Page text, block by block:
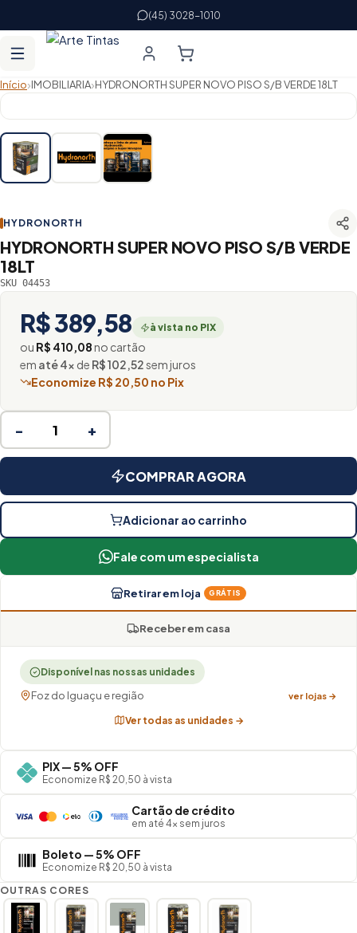
(45) 3028-1010
Início›IMOBILIARIA›HYDRONORTH SUPER NOVO PISO S/B VERDE 18LT
HYDRONORTH
HYDRONORTH SUPER NOVO PISO S/B VERDE
18LT
SKU 04453
R$ 389,58 à vista no PIX
ou R$ 410,08no cartão
em até 4× de R$ 102,52sem juros
Economize R$ 20,50 no Pix
− +
COMPRAR AGORA
Adicionar ao carrinho
Fale com um especialista
Retirar em loja GRÁTIS
Receber em casa
Disponível nas nossas unidades
Foz do Iguaçu e região ver lojas →
Ver todas as unidades →
PIX — 5% OFF
Economize R$ 20,50 à vista
Cartão de crédito
em até 4× sem juros
Boleto — 5% OFF
Economize R$ 20,50 à vista
OUTRAS CORES